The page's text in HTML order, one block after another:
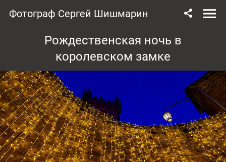
Фотограф Сергей Шишмарин
Рождественская ночь в
королевском замке